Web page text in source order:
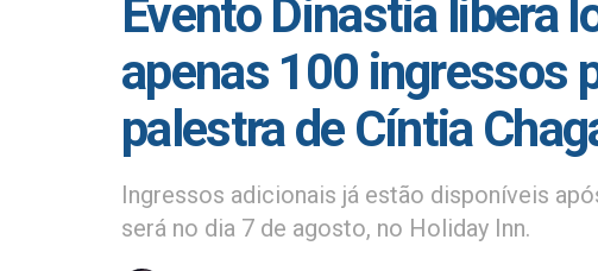
Evento Dinastia libera
apenas 100 ingressos
palestra de Cíntia
Ingressos adicionais já estão disponíveis
será no dia 7 de agosto, no Holiday Inn.